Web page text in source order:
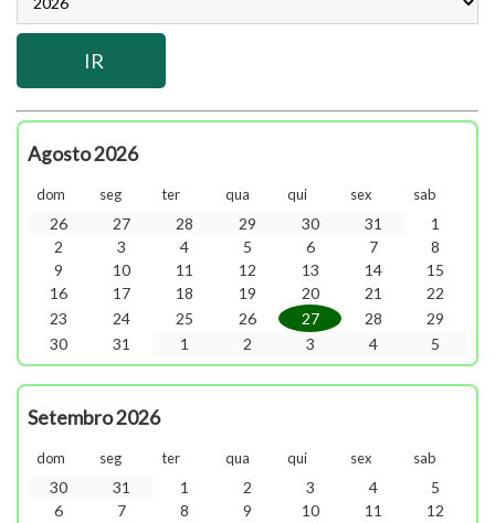
Agosto 2026
dom seg ter qua qui sex sab
26 27 28 29 30 31
1
2
3 4 5 6 7
8
9
10 11 12 13 14
15
16
17 18 19 20 21
22
23
24 25 26 27 28
29
30
31 1 2 3 4 5
Setembro 2026
dom seg ter qua qui sex sab
30 31 1 2 3 4
5
6
7 8 9 10 11
12